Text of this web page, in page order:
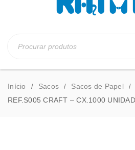
Início / Sacos / Sacos de Papel /
REF.S005 CRAFT – CX.1000